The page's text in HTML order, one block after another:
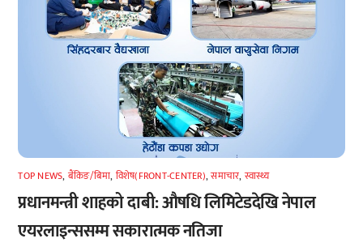
TOP NEWS, बैंकिङ/बिमा, विशेष(FRONT-CENTER),समाचार, स्वास्थ्य
प्रधानमन्त्री शाहको दाबी: औषधि लिमिटेडदेखि नेपाल
एयरलाइन्ससम्म सकारात्मक नतिजा